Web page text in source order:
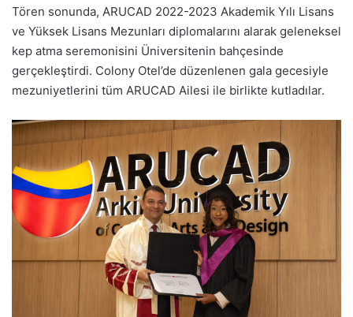
Tören sonunda, ARUCAD 2022-2023 Akademik Yılı Lisans
ve Yüksek Lisans Mezunları diplomalarını alarak geleneksel
kep atma seremonisini Üniversitenin bahçesinde
gerçekleştirdi. Colony Otel’de düzenlenen gala gecesiyle
mezuniyetlerini tüm ARUCAD Ailesi ile birlikte kutladılar.